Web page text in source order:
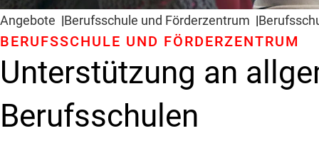
Angebote Berufsschule und Förderzentrum
Unterstützung an
Berufsschulen
BERUFSSCHULE UND FÖRDERZENTRUM